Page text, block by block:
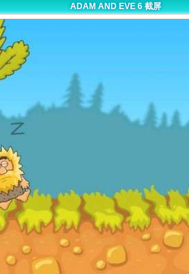
ADAM AND EVE 6 截屏